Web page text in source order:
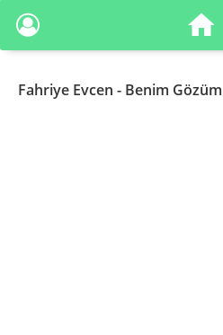
Fahriye Evcen - Benim